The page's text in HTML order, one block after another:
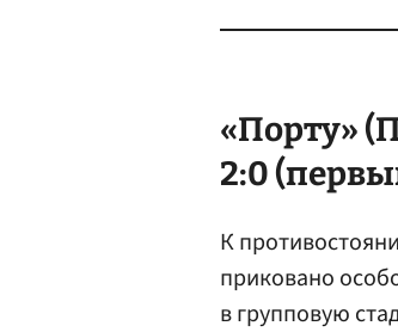
«Порту»
2:0
К
приковано
в групповую